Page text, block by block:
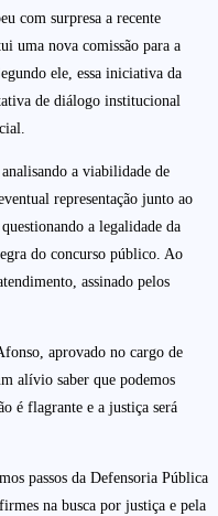
com surpresa a recente
uma nova comissão para a
ele, essa iniciativa da
de diálogo institucional
a viabilidade de
representação junto ao
a legalidade da
do concurso público. Ao
assinado pelos
aprovado no cargo de
alívio saber que podemos
é flagrante e a justiça será
passos da Defensoria Pública
na busca por justiça e pela